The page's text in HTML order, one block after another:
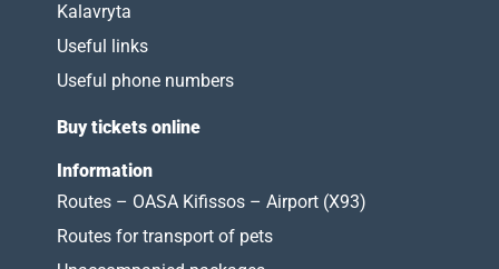
Kalavryta
Useful links
Useful phone numbers
Buy tickets online
Information
Routes – OASA Kifissos – Airport (X93)
Routes for transport of pets